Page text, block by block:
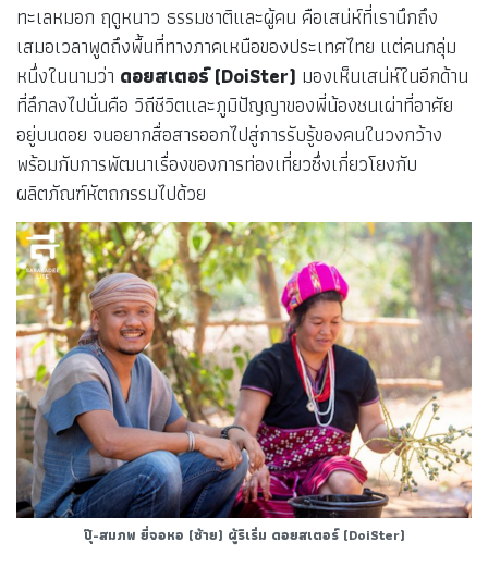
ทะเลหมอก ฤดูหนาว ธรรมชาติและผู้คน คือเสน่ห์ที่เรานึกถึง
เสมอเวลาพูดถึงพื้นที่ทางภาคเหนือของประเทศไทย แต่คนกลุ่ม
หนึ่งในนามว่า ดอยสเตอร์ (DoiSter) มองเห็นเสน่ห์ในอีกด้าน
ที่ลึกลงไปนั่นคือ วิถีชีวิตและภูมิปัญญาของพี่น้องชนเผ่าที่อาศัย
อยู่บนดอย จนอยากสื่อสารออกไปสู่การรับรู้ของคนในวงกว้าง
พร้อมกับการพัฒนาเรื่องของการท่องเที่ยวซึ่งเกี่ยวโยงกับ
ผลิตภัณฑ์หัตถกรรมไปด้วย
ปุ๊-สมภพ ยี่จอหอ (ซ้าย) ผู้ริเริ่ม ดอยสเตอร์ (DoiSter)